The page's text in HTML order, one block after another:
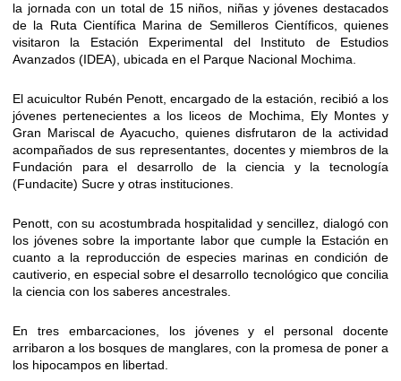
la jornada con un total de 15 niños, niñas y jóvenes destacados
de la Ruta Científica Marina de Semilleros Científicos, quienes
visitaron la Estación Experimental del Instituto de Estudios
Avanzados (IDEA), ubicada en el Parque Nacional Mochima.
El acuicultor Rubén Penott, encargado de la estación, recibió a los
jóvenes pertenecientes a los liceos de Mochima, Ely Montes y
Gran Mariscal de Ayacucho, quienes disfrutaron de la actividad
acompañados de sus representantes, docentes y miembros de la
Fundación para el desarrollo de la ciencia y la tecnología
(Fundacite) Sucre y otras instituciones.
Penott, con su acostumbrada hospitalidad y sencillez, dialogó con
los jóvenes sobre la importante labor que cumple la Estación en
cuanto a la reproducción de especies marinas en condición de
cautiverio, en especial sobre el desarrollo tecnológico que concilia
la ciencia con los saberes ancestrales.
En tres embarcaciones, los jóvenes y el personal docente
arribaron a los bosques de manglares, con la promesa de poner a
los hipocampos en libertad.